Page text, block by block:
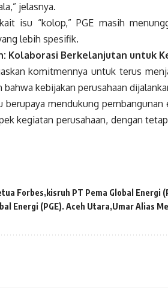
jelasnya.
isu “kolop,” PGE masih
lebih spesifik.
Kolaborasi Berkelanjutan untuk
komitmennya untuk terus
bahwa kebijakan perusahaan
berupaya mendukung
kegiatan perusahaan, dengan
Forbes kisruh PT Pema Global Energi
Energi (PGE). Aceh Utara Umar Alias